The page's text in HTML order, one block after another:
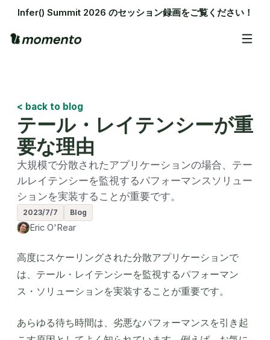
Infer() Summit 2026 のセッション録画をご覧ください！
< back to blog
テール・レイテンシーが重
要な理由
大規模で分散されたアプリケーションの場合、テー
ルレイテンシーを監視するパフォーマンスソリュー
ションを実装することが重要です。
2023/7/7 Blog
Eric O'Rear
高度にスケーリングされた分散アプリケーションで
は、テール・レイテンシーを監視するパフォーマン
ス・ソリューションを実装することが重要です。
あらゆる待ち時間は、劣悪なパフォーマンスを引き起